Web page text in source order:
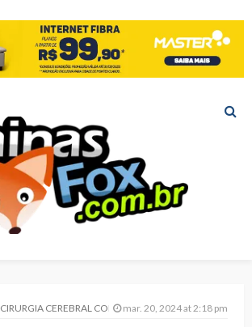
CIRURGIA CEREBRAL COM PACIENTE ACORDADO PARA TUMOR NA ÁREA DA FALA É REALIZADA NA SANTA CASA MONTES CLAROS
mar. 20, 2024 at 2:18 pm